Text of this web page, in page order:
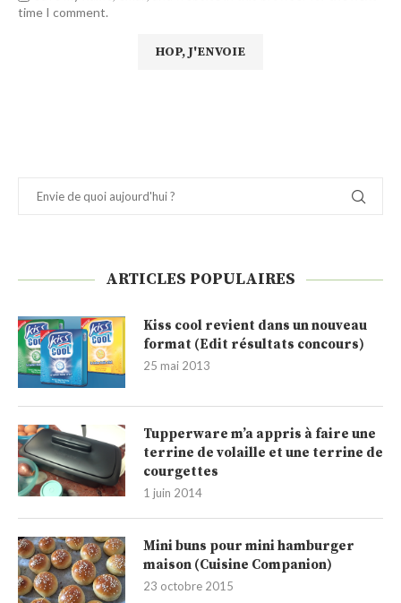
time I comment.
ARTICLES POPULAIRES
Kiss cool revient dans un nouveau
format (Edit résultats concours)
25 mai 2013
Tupperware m’a appris à faire une
terrine de volaille et une terrine de
courgettes
1 juin 2014
Mini buns pour mini hamburger
maison (Cuisine Companion)
23 octobre 2015